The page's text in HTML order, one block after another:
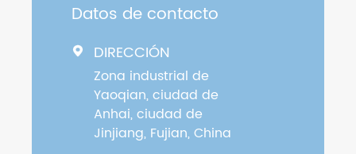
Datos de contacto
 DIRECCIÓN
Zona industrial de
Yaoqian, ciudad de
Anhai, ciudad de
Jinjiang, Fujian, China